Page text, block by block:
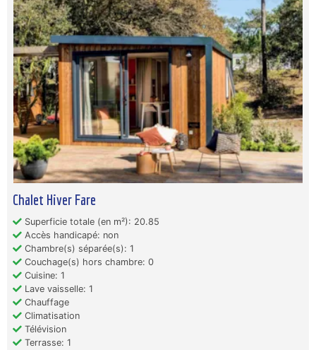
Chalet Hiver Fare
Superficie totale (en m²): 20.85
Accès handicapé: non
Chambre(s) séparée(s): 1
Couchage(s) hors chambre: 0
Cuisine: 1
Lave vaisselle: 1
Chauffage
Climatisation
Télévision
Terrasse: 1